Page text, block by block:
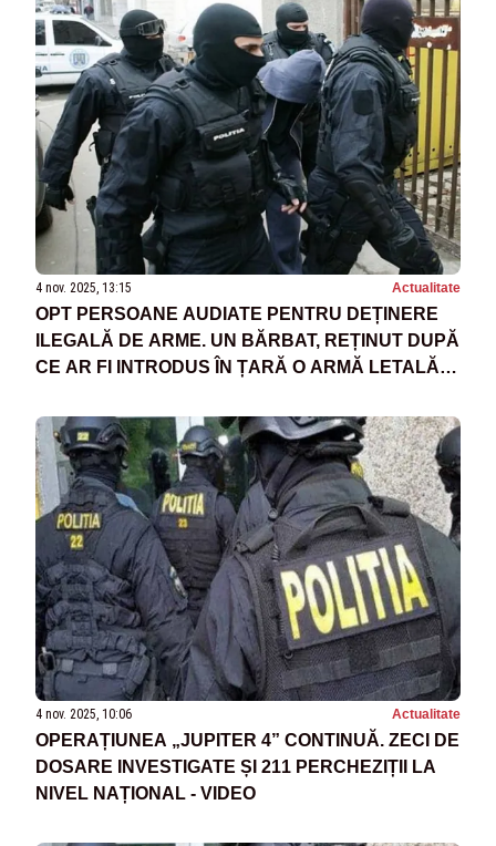
4 nov. 2025, 13:15 Actualitate
OPT PERSOANE AUDIATE PENTRU DEȚINERE
ILEGALĂ DE ARME. UN BĂRBAT, REȚINUT DUPĂ
CE AR FI INTRODUS ÎN ȚARĂ O ARMĂ LETALĂ
4 nov. 2025, 10:06 Actualitate
OPERAȚIUNEA „JUPITER 4” CONTINUĂ. ZECI DE
DOSARE INVESTIGATE ȘI 211 PERCHEZIȚII LA
NIVEL NAȚIONAL - VIDEO